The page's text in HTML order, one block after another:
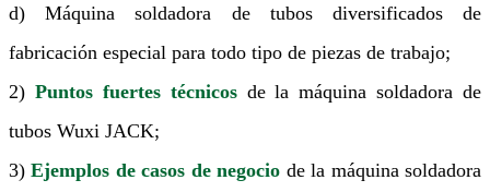
d) Máquina soldadora de tubos diversificados de
fabricación especial para todo tipo de piezas de trabajo;
2) Puntos fuertes técnicosde la máquina soldadora de
tubos Wuxi JACK;
3)Ejemplos de casos de negocio de la máquina soldadora